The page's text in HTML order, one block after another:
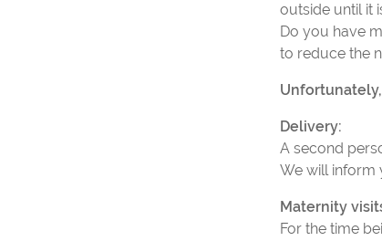
outside until it
Do you have
to reduce the
Delivery:
A second
We will inform
Maternity
For the time